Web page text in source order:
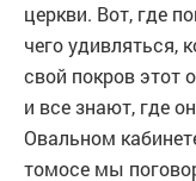
церкви. Вот, где
чего удивляться,
свой покров этот
и все знают, где
Овальном
томосе мы